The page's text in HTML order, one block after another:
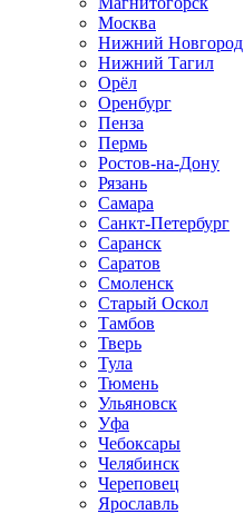
Москва
Нижний Новгород
Нижний Тагил
Орёл
Оренбург
Пенза
Пермь
Ростов‑на‑Дону
Рязань
Самара
Санкт‑Петербург
Саранск
Саратов
Смоленск
Старый Оскол
Тамбов
Тверь
Тула
Тюмень
Ульяновск
Уфа
Чебоксары
Челябинск
Череповец
Ярославль